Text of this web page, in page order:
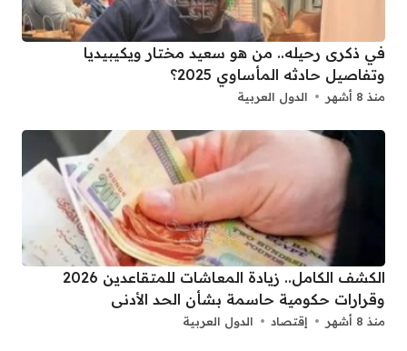
في ذكرى رحيله.. من هو سعيد مختار ويكيبيديا
وتفاصيل حادثه المأساوي 2025؟
منذ 8 أشهر الدول العربية
الكشف الكامل.. زيادة المعاشات للمتقاعدين 2026
وقرارات حكومية حاسمة بشأن الحد الأدنى
منذ 8 أشهر إقتصاد الدول العربية